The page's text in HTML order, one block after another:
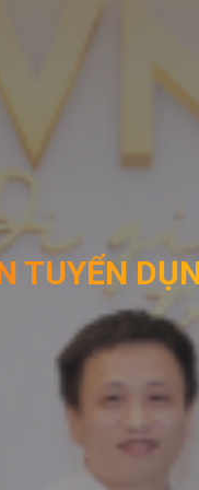
TUYỂN